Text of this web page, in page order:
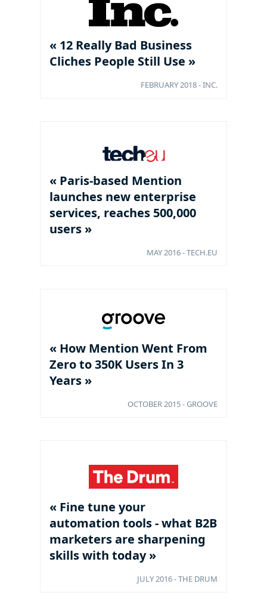
« 12 Really Bad Business
Cliches People Still Use »
FEBRUARY 2018 - INC.
« Paris-based Mention
launches new enterprise
services, reaches 500,000
users »
MAY 2016 - TECH.EU
« How Mention Went From
Zero to 350K Users In 3
Years »
OCTOBER 2015 - GROOVE
« Fine tune your
automation tools - what B2B
marketers are sharpening
skills with today »
JULY 2016 - THE DRUM